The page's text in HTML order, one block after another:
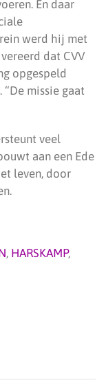
En daar
werd hij met
dat CVV
opgespeld
missie gaat
veel
aan een Ede
leven, door
, HARSKAMP,